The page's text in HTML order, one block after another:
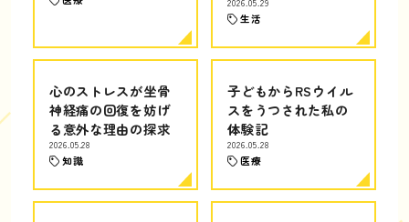
生活
心のストレスが坐骨
神経痛の回復を妨げ
る意外な理由の探求
2026.05.28
知識
子どもからRSウイル
スをうつされた私の
体験記
2026.05.28
医療